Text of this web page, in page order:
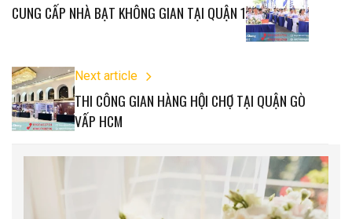
CUNG CẤP NHÀ BẠT KHÔNG GIAN TẠI QUẬN 1
Next article
THI CÔNG GIAN HÀNG HỘI CHỢ TẠI QUẬN GÒ
VẤP HCM